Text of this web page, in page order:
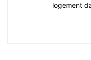
logement